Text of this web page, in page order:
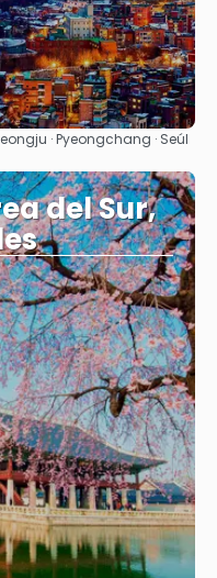
· Pyeongchang · Seúl
del Sur,